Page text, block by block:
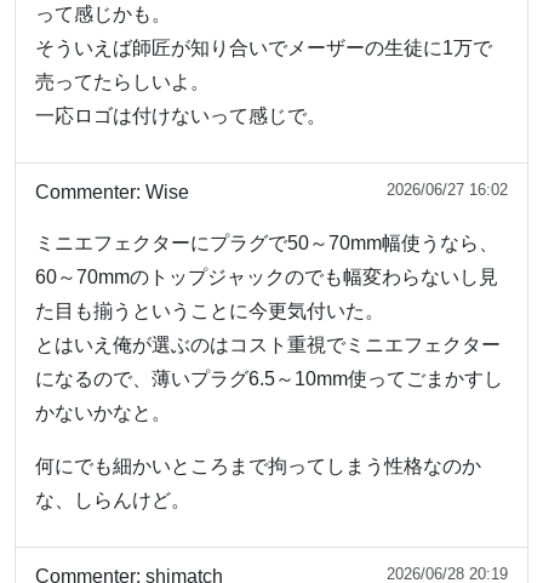
って感じかも。
そういえば師匠が知り合いでメーザーの生徒に1万で
売ってたらしいよ。
一応ロゴは付けないって感じで。
Commenter: Wise 2026/06/27 16:02
ミニエフェクターにプラグで50～70mm幅使うなら、
60～70mmのトップジャックのでも幅変わらないし見
た目も揃うということに今更気付いた。
とはいえ俺が選ぶのはコスト重視でミニエフェクター
になるので、薄いプラグ6.5～10mm使ってごまかすし
かないかなと。
何にでも細かいところまで拘ってしまう性格なのか
な、しらんけど。
Commenter: shimatch 2026/06/28 20:19